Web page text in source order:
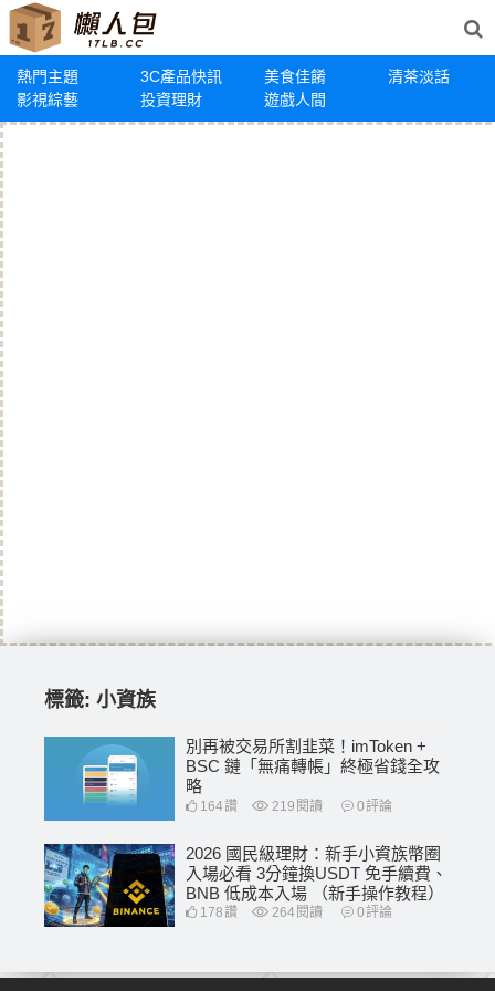
熱門主題 3C產品快訊 美食佳餚
清茶淡話
影視綜藝
投資理財 遊戲人間
標籤: 小資族
別再被交易所割韭菜！imToken +
BSC 鏈「無痛轉帳」終極省錢全攻
略
164讚 219 閱讀 0評論
2026 國民級理財：新手小資族幣圈
入場必看 3分鐘換USDT 免手續費、
BNB 低成本入場 （新手操作教程）
178讚 264 閱讀 0評論